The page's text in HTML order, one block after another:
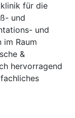
für die
und
und
Raum
&
hervorragend